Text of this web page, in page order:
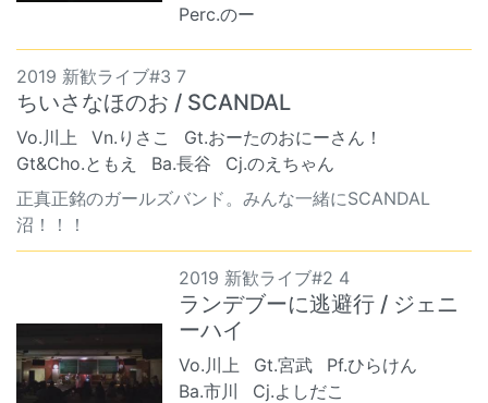
Perc.のー
2019 新歓ライブ#3 7
ちいさなほのお / SCANDAL
Vo.川上 Vn.りさこ
Gt.おーたのおにーさん！
Gt&Cho.ともえ
Ba.長谷
Cj.のえちゃん
正真正銘のガールズバンド。みんな一緒にSCANDAL
沼！！！
2019 新歓ライブ#2 4
ランデブーに逃避行 / ジェニ
ーハイ
Vo.川上 Gt.宮武
Pf.ひらけん
Ba.市川
Cj.よしだこ